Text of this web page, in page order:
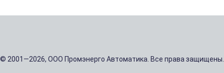
© 2001—2026, ООО Промэнерго Автоматика. Все права защищены.